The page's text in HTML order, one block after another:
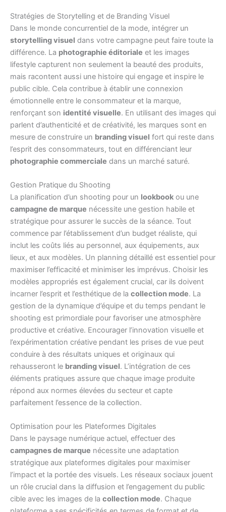
Stratégies de Storytelling et de Branding Visuel
Dans le monde concurrentiel de la mode, intégrer un
storytelling visuel dans votre campagne peut faire toute la
différence. La photographie éditoriale et les images
lifestyle capturent non seulement la beauté des produits,
mais racontent aussi une histoire qui engage et inspire le
public cible. Cela contribue à établir une connexion
émotionnelle entre le consommateur et la marque,
renforçant son identité visuelle. En utilisant des images qui
parlent d’authenticité et de créativité, les marques sont en
mesure de construire un branding visuel fort qui reste dans
l’esprit des consommateurs, tout en différenciant leur
photographie commerciale dans un marché saturé.
Gestion Pratique du Shooting
La planification d’un shooting pour un lookbook ou une
campagne de marque nécessite une gestion habile et
stratégique pour assurer le succès de la séance. Tout
commence par l’établissement d’un budget réaliste, qui
inclut les coûts liés au personnel, aux équipements, aux
lieux, et aux modèles. Un planning détaillé est essentiel pour
maximiser l’efficacité et minimiser les imprévus. Choisir les
modèles appropriés est également crucial, car ils doivent
incarner l’esprit et l’esthétique de la collection mode. La
gestion de la dynamique d’équipe et du temps pendant le
shooting est primordiale pour favoriser une atmosphère
productive et créative. Encourager l’innovation visuelle et
l’expérimentation créative pendant les prises de vue peut
conduire à des résultats uniques et originaux qui
rehausseront le branding visuel. L’intégration de ces
éléments pratiques assure que chaque image produite
répond aux normes élevées du secteur et capte
parfaitement l’essence de la collection.
Optimisation pour les Plateformes Digitales
Dans le paysage numérique actuel, effectuer des
campagnes de marque nécessite une adaptation
stratégique aux plateformes digitales pour maximiser
l’impact et la portée des visuels. Les réseaux sociaux jouent
un rôle crucial dans la diffusion et l’engagement du public
cible avec les images de la collection mode. Chaque